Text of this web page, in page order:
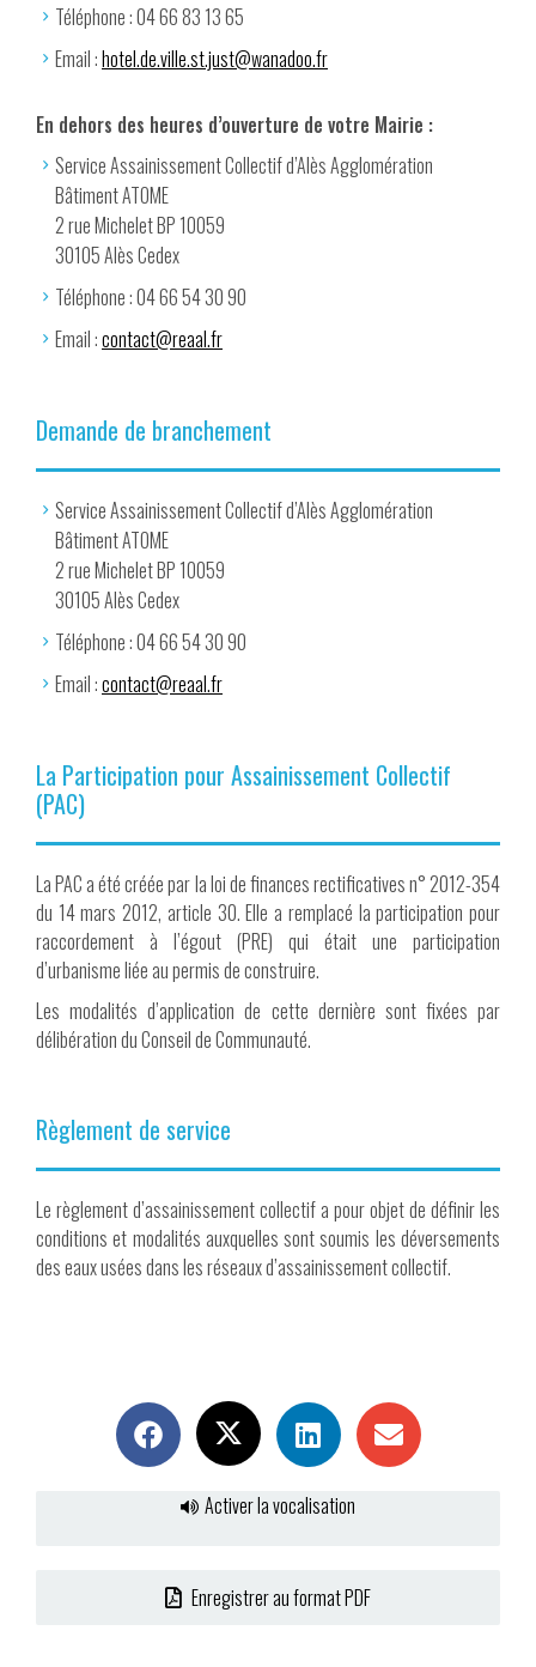
Téléphone : 04 66 83 13 65
Email :hotel.de.ville.st.just@wanadoo.fr
En dehors des heures d’ouverture de votre Mairie :
Service Assainissement Collectif d’Alès Agglomération
Bâtiment ATOME
2 rue Michelet BP 10059
30105 Alès Cedex
Téléphone : 04 66 54 30 90
Email :contact@reaal.fr
Demande de branchement
Service Assainissement Collectif d’Alès Agglomération
Bâtiment ATOME
2 rue Michelet BP 10059
30105 Alès Cedex
Téléphone : 04 66 54 30 90
Email :contact@reaal.fr
La Participation pour Assainissement Collectif
(PAC)
La PAC a été créée par la loi de finances rectificatives n° 2012-354
du 14 mars 2012, article 30. Elle a remplacé la participation pour
raccordement à l’égout (PRE) qui était une participation
d’urbanisme liée au permis de construire.
Les modalités d’application de cette dernière sont fixées par
délibération du Conseil de Communauté.
Règlement de service
Le règlement d’assainissement collectif a pour objet de définir les
conditions et modalités auxquelles sont soumis les déversements
des eaux usées dans les réseaux d’assainissement collectif.
Activer la vocalisation
Enregistrer au format PDF